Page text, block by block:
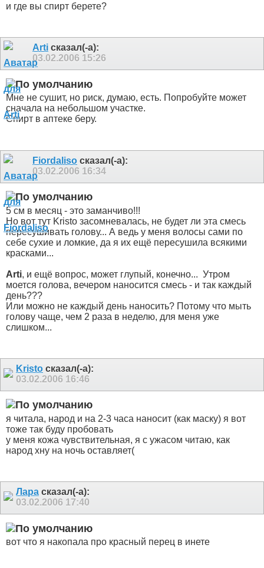
и где вы спирт берете?
Arti сказал(-а):
03.02.2006 15:26
Мне не сушит, но риск, думаю, есть. Попробуйте может
сначала на небольшом участке.
Спирт в аптеке беру.
Fiordaliso сказал(-а):
03.02.2006 16:34
5 см в месяц - это заманчиво!!!
Но вот тут Kristo засомневалась, не будет ли эта смесь
пересушивать голову... А ведь у меня волосы сами по
себе сухие и ломкие, да я их ещё пересушила всякими
красками...
Arti, и ещё вопрос, может глупый, конечно... Утром
моется голова, вечером наносится смесь - и так каждый
день???
Или можно не каждый день наносить? Потому что мыть
голову чаще, чем 2 раза в неделю, для меня уже
слишком...
Kristo сказал(-а):
03.02.2006 16:46
я читала, народ и на 2-3 часа наносит (как маску) я вот
тоже так буду пробовать
у меня кожа чувствительная, я с ужасом читаю, как
народ хну на ночь оставляет(
Лара сказал(-а):
03.02.2006 17:40
вот что я накопала про красный перец в инете